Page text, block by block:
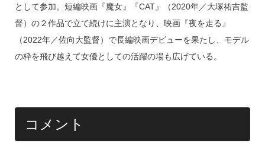
として参加。短編映画『魔女』『CAT』（2020年／大塚祐吉監
督）の２作品で立て続けに主演となり、映画『夜を走る』
（2022年／佐向大監督）で長編映画デビューを果たし、モデル
の枠を飛び越えて女優としての活躍の場も広げている。
コメント